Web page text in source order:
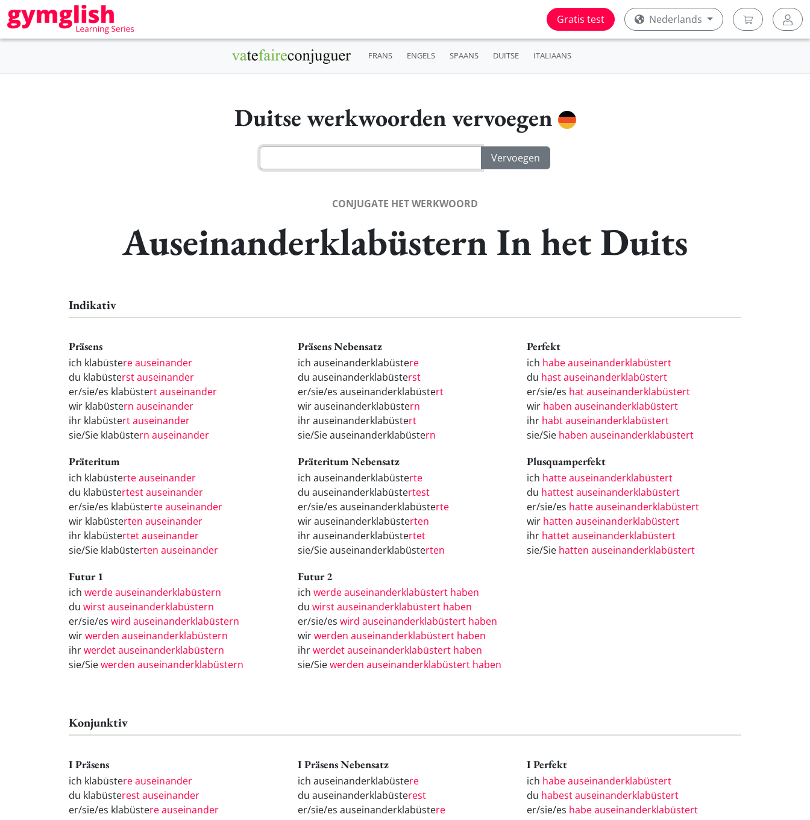
Gratis test Nederlands
FRANS ENGELS SPAANS DUITSE ITALIAANS
Duitse werkwoorden vervoegen
CONJUGATE HET WERKWOORD
Auseinanderklabüstern In het Duits
Indikativ
Präsens
ich klabüstere auseinander
du klabüsterst auseinander
er/sie/es klabüstert auseinander
wir klabüstern auseinander
ihr klabüstert auseinander
sie/Sie klabüstern auseinander
Präsens Nebensatz
ich auseinanderklabüstere
du auseinanderklabüsterst
er/sie/es auseinanderklabüstert
wir auseinanderklabüstern
ihr auseinanderklabüstert
sie/Sie auseinanderklabüstern
Perfekt
ich habe auseinanderklabüstert
du hast auseinanderklabüstert
er/sie/es hat auseinanderklabüstert
wir haben auseinanderklabüstert
ihr habt auseinanderklabüstert
sie/Sie haben auseinanderklabüstert
Präteritum
ich klabüsterte auseinander
du klabüstertest auseinander
er/sie/es klabüsterte auseinander
wir klabüsterten auseinander
ihr klabüstertet auseinander
sie/Sie klabüsterten auseinander
Präteritum Nebensatz
ich auseinanderklabüsterte
du auseinanderklabüstertest
er/sie/es auseinanderklabüsterte
wir auseinanderklabüsterten
ihr auseinanderklabüstertet
sie/Sie auseinanderklabüsterten
Plusquamperfekt
ich hatte auseinanderklabüstert
du hattest auseinanderklabüstert
er/sie/es hatte auseinanderklabüstert
wir hatten auseinanderklabüstert
ihr hattet auseinanderklabüstert
sie/Sie hatten auseinanderklabüstert
Futur 1
ich werde auseinanderklabüstern
du wirst auseinanderklabüstern
er/sie/es wird auseinanderklabüstern
wirwerden auseinanderklabüstern
ihrwerdet auseinanderklabüstern
sie/Siewerden auseinanderklabüstern
Futur 2
ich werde auseinanderklabüstert haben
du wirst auseinanderklabüstert haben
er/sie/es wird auseinanderklabüstert haben
wirwerden auseinanderklabüstert haben
ihrwerdet auseinanderklabüstert haben
sie/Siewerden auseinanderklabüstert haben
Konjunktiv
I Präsens
ich klabüstere auseinander
du klabüsterest auseinander
er/sie/es klabüstere auseinander
I Präsens Nebensatz
ich auseinanderklabüstere
du auseinanderklabüsterest
er/sie/es auseinanderklabüstere
I Perfekt
ich habe auseinanderklabüstert
du habest auseinanderklabüstert
er/sie/es habe auseinanderklabüstert